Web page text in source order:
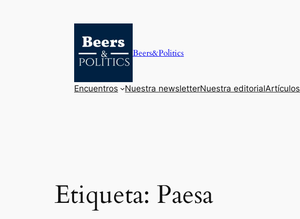
Beers&Politics
Encuentros Nuestra newsletterNuestra editorialArtículos
Etiqueta: Paesa